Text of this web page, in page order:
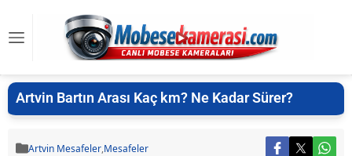
Artvin Bartın Arası Kaç km? Ne Kadar Sürer?
Artvin Mesafeler,Mesafeler